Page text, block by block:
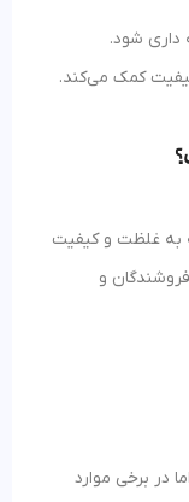
داری شود.
کمک می‌کند.
به غلظت و کیفیت
و
در برخی موارد